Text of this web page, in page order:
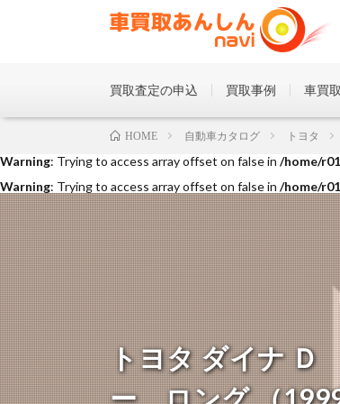
: Trying to access array offset on false in /home/
Warning: Trying to access array offset on false in /home/
Warning: Trying to access array offset on false in /home/
買取査定の申込 買取事例 車買
トヨタ ダイナ
HOME 自動車カタログ トヨタ